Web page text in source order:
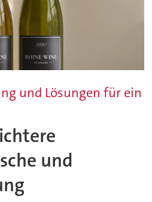
und Lösungen für ein
und